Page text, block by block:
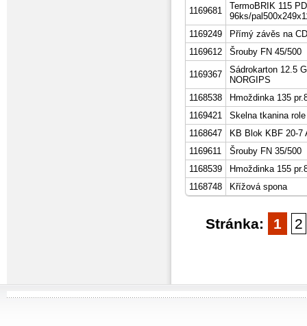
1169681
TermoBRIK 115
96ks/
1169249
Přímý závěs na
1169612
Šrouby FN 45/500
1169367
Sádrokarton 12.5
NORGIPS
1168538
Hmoždinka 135
1169421
Skelna tkanina
1168647
KB Blok KBF 20-7
1169611
Šrouby FN 35/500
1168539
Hmoždinka 155
1168748
Křížová spona
Stránka: 1 2